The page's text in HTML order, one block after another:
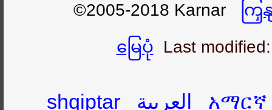
©2005-2018 Karnar
က
မြေပုံ
Last
shqiptar العربية
አማርኛ